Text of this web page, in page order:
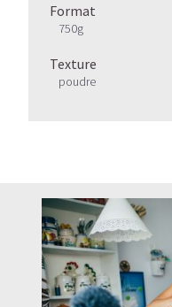
Format
750g
Texture
poudre